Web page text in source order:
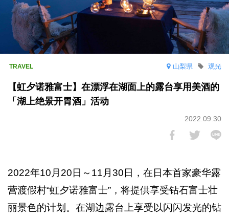
山梨県 观光
【虹夕诺雅富士】在漂浮在湖面上的露台享用美酒的
「湖上绝景开胃酒」活动
2022.09.30
2022年10月20日～11月30日，在日本首家豪华露
营渡假村“虹夕诺雅富士”，将提供享受钻石富士壮
丽景色的计划。在湖边露台上享受以闪闪发光的钻